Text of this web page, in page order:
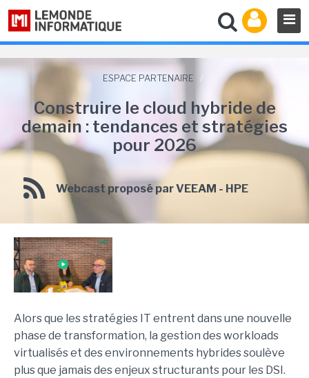
ESPACE PARTENAIRE /
Construire le cloud hybride de
demain : tendances et stratégies
pour 2026
Webcast proposé par VEEAM - HPE
Alors que les stratégies IT entrent dans une nouvelle
phase de transformation, la gestion des workloads
virtualisés et des environnements hybrides soulève
plus que jamais des enjeux structurants pour les DSI.